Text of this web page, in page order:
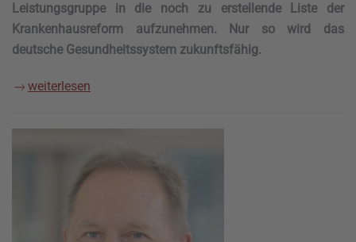
Leistungsgruppe in die noch zu erstellende Liste der
Krankenhausreform aufzunehmen. Nur so wird das
deutsche Gesundheitssystem zukunftsfähig.
weiterlesen